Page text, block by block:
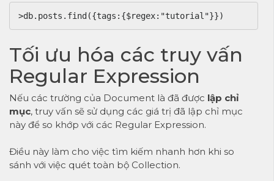
>db.posts.find({tags:{$regex:"tutorial"}})
Tối ưu hóa các truy vấn
Regular Expression
Nếu các trường của Document là đã được lập chỉ
mục, truy vấn sẽ sử dụng các giá trị đã lập chỉ mục
này để so khớp với các Regular Expression.
Điều này làm cho việc tìm kiếm nhanh hơn khi so
sánh với việc quét toàn bộ Collection.